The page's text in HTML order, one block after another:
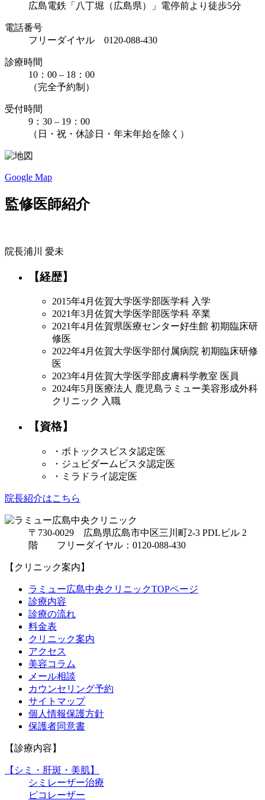
広島電鉄「八丁堀（広島県）」電停前より徒歩5分
電話番号
フリーダイヤル 0120-088-430
診療時間
10：00 – 18：00
（完全予約制）
受付時間
9：30 – 19：00
（日・祝・休診日・年末年始を除く）
Google Map
監修医師紹介
院長浦川 愛未
【経歴】
2015年4月 佐賀大学医学部医学科 入学
2021年3月 佐賀大学医学部医学科 卒業
2021年4月 佐賀県医療センター好生館 初期臨床研
修医
2022年4月 佐賀大学医学部付属病院 初期臨床研修
医
2023年4月 佐賀大学医学部皮膚科学教室 医員
2024年5月 医療法人 鹿児島ラミュー美容形成外科
クリニック 入職
【資格】
・ボトックスビスタ認定医
・ジュビダームビスタ認定医
・ミラドライ認定医
院長紹介はこちら
〒730-0029 広島県広島市中区三川町2-3 PDLビル 2
階 フリーダイヤル：0120-088-430
【クリニック案内】
ラミュー広島中央クリニックTOPページ
診療内容
診療の流れ
料金表
クリニック案内
アクセス
美容コラム
メール相談
カウンセリング予約
サイトマップ
個人情報保護方針
保護者同意書
【診療内容】
【シミ・肝斑・美肌】
シミレーザー治療
ピコレーザー